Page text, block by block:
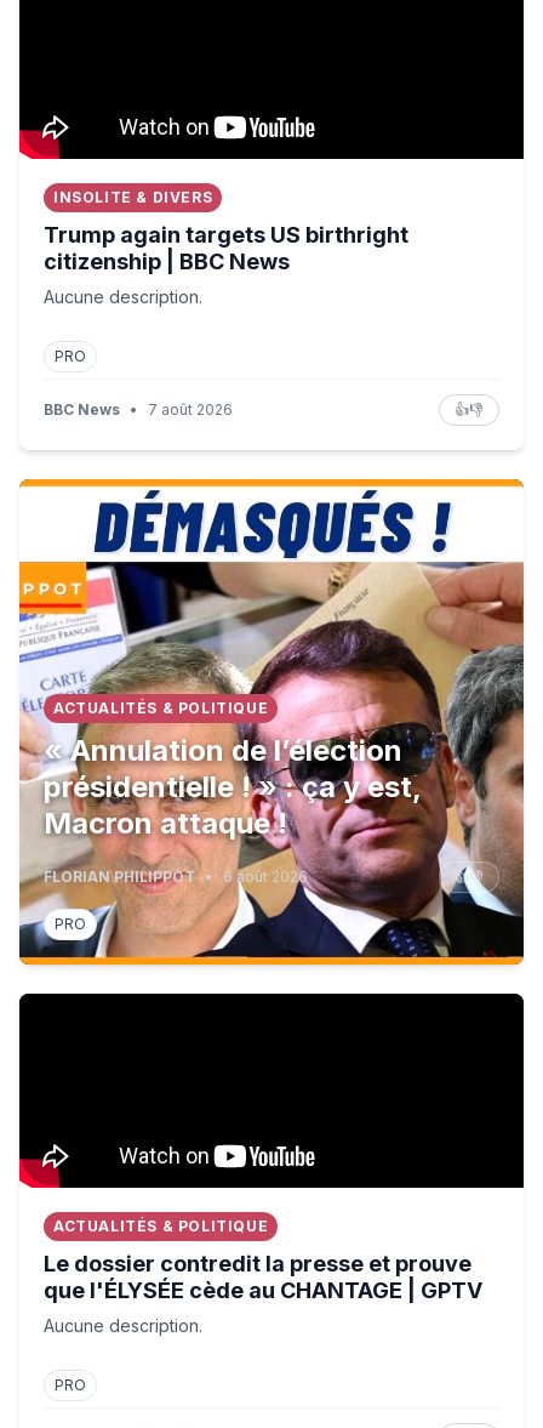
INSOLITE & DIVERS
Trump again targets US birthright
citizenship | BBC News
Aucune description.
PRO
BBC News • 7 août 2026 👍👎
« Annulation de l’élection présidentielle ! » : ça y est,
ACTUALITÉS & POLITIQUE
« Annulation de l’élection
présidentielle ! » : ça y est,
Macron attaque !
FLORIAN PHILIPPOT • 6 août 2026 👍 👎
PRO
Le dossier contredit la presse et prouve que l'ÉLYSÉE
ACTUALITÉS & POLITIQUE
Le dossier contredit la presse et prouve
que l'ÉLYSÉE cède au CHANTAGE | GPTV
Aucune description.
PRO